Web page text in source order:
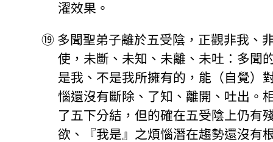
濯效果。
⑲ 多聞聖弟子離於五受陰，正觀非我、
使，未斷、未知、未離、未吐：多聞
是我、不是我所擁有的，能（自覺）
惱還沒有斷除、了知、離開、吐出。
了五下分結，但的確在五受陰上仍有
欲、『我是』之煩惱潛在趨勢還沒有